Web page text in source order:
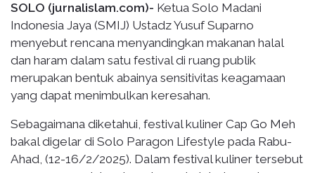
SOLO (jurnalislam.com)- Ketua Solo Madani
Indonesia Jaya (SMIJ) Ustadz Yusuf Suparno
menyebut rencana menyandingkan makanan halal
dan haram dalam satu festival di ruang publik
merupakan bentuk abainya sensitivitas keagamaan
yang dapat menimbulkan keresahan.
Sebagaimana diketahui, festival kuliner Cap Go Meh
bakal digelar di Solo Paragon Lifestyle pada Rabu-
Ahad, (12-16/2/2025). Dalam festival kuliner tersebut